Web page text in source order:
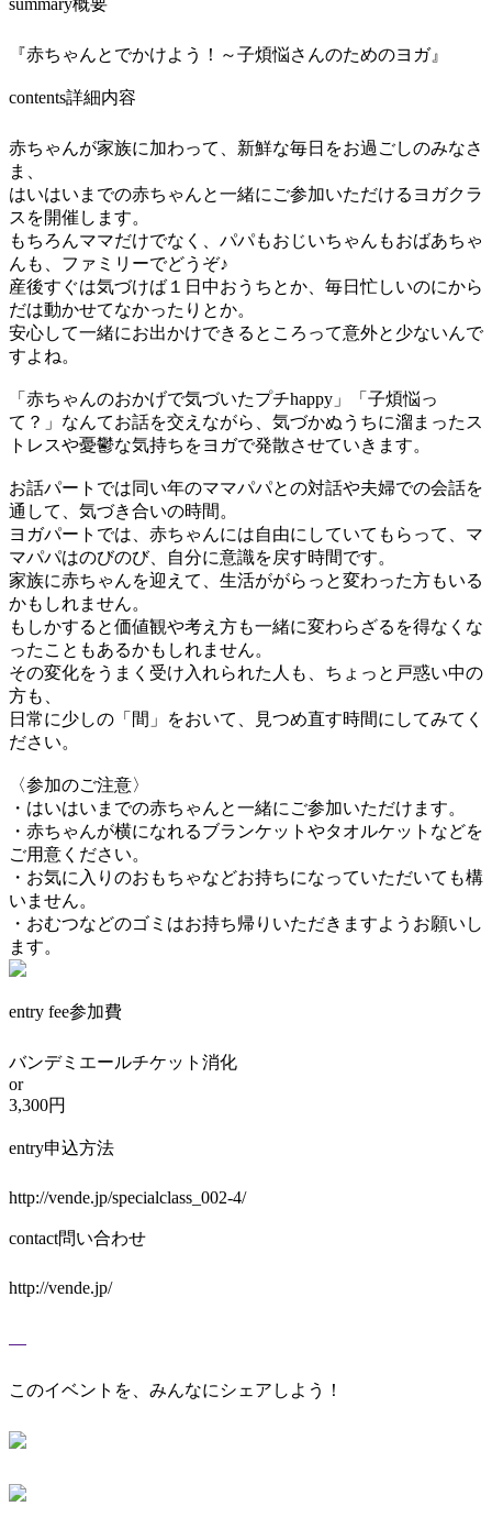
『赤ちゃんとでかけよう！～子煩悩さんのためのヨガ』
contents詳細内容
赤ちゃんが家族に加わって、新鮮な毎日をお過ごしのみなさ
ま、
はいはいまでの赤ちゃんと一緒にご参加いただけるヨガクラ
スを開催します。
もちろんママだけでなく、パパもおじいちゃんもおばあちゃ
んも、ファミリーでどうぞ♪
産後すぐは気づけば１日中おうちとか、毎日忙しいのにから
だは動かせてなかったりとか。
安心して一緒にお出かけできるところって意外と少ないんで
すよね。
「赤ちゃんのおかげで気づいたプチhappy」「子煩悩っ
て？」なんてお話を交えながら、気づかぬうちに溜まったス
トレスや憂鬱な気持ちをヨガで発散させていきます。
お話パートでは同い年のママパパとの対話や夫婦での会話を
通して、気づき合いの時間。
ヨガパートでは、赤ちゃんには自由にしていてもらって、マ
マパパはのびのび、自分に意識を戻す時間です。
家族に赤ちゃんを迎えて、生活ががらっと変わった方もいる
かもしれません。
もしかすると価値観や考え方も一緒に変わらざるを得なくな
ったこともあるかもしれません。
その変化をうまく受け入れられた人も、ちょっと戸惑い中の
方も、
日常に少しの「間」をおいて、見つめ直す時間にしてみてく
ださい。
〈参加のご注意〉
・はいはいまでの赤ちゃんと一緒にご参加いただけます。
・赤ちゃんが横になれるブランケットやタオルケットなどを
ご用意ください。
・お気に入りのおもちゃなどお持ちになっていただいても構
いません。
・おむつなどのゴミはお持ち帰りいただきますようお願いし
ます。
entry fee参加費
バンデミエールチケット消化
or
3,300円
entry申込方法
http://vende.jp/specialclass_002-4/
contact問い合わせ
http://vende.jp/
このイベントを、みんなにシェアしよう！